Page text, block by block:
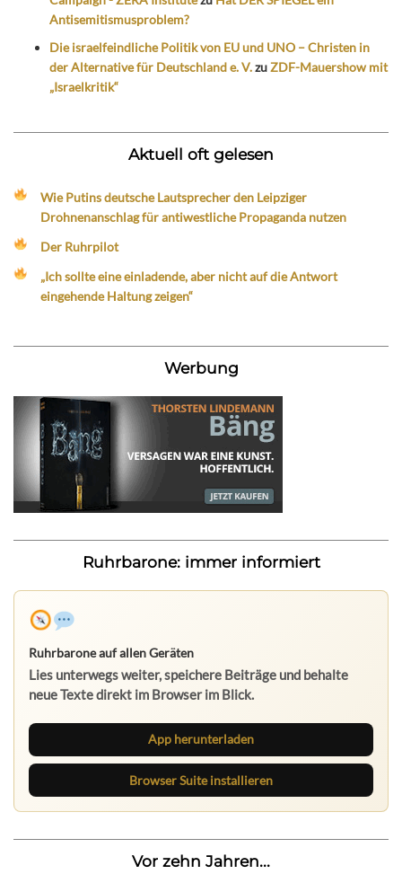
Antisemitismusproblem?
Die israelfeindliche Politik von EU und UNO – Christen in
der Alternative für Deutschland e. V.zuZDF-Mauershow mit
„Israelkritik“
Aktuell oft gelesen
Wie Putins deutsche Lautsprecher den Leipziger
Drohnenanschlag für antiwestliche Propaganda nutzen
Der Ruhrpilot
„Ich sollte eine einladende, aber nicht auf die Antwort
eingehende Haltung zeigen“
Werbung
Ruhrbarone: immer informiert
Ruhrbarone auf allen Geräten
Lies unterwegs weiter, speichere Beiträge und behalte
neue Texte direkt im Browser im Blick.
App herunterladen
Browser Suite installieren
Vor zehn Jahren...